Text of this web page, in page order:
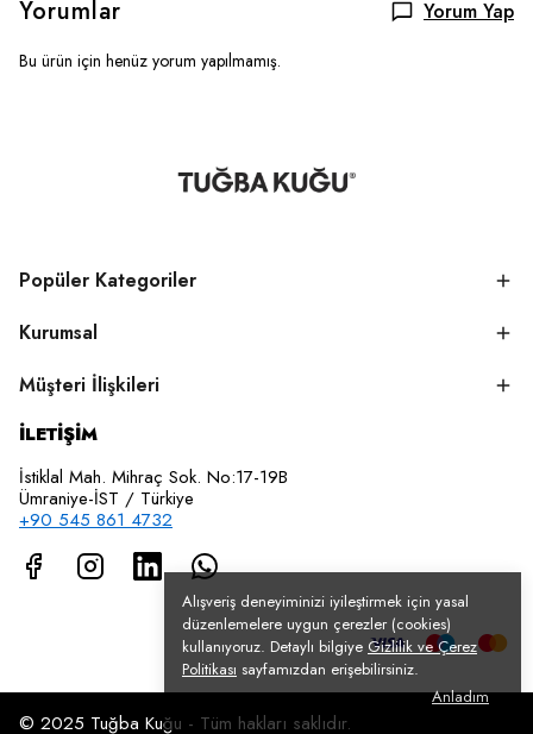
Alışveriş deneyiminizi iyileştirmek için yasal
düzenlemelere uygun çerezler (cookies)
kullanıyoruz. Detaylı bilgiye Gizlilik ve Çerez
Politikası sayfamızdan erişebilirsiniz.
Anladım
Yorumlar Yorum Yap
Bu ürün için henüz yorum yapılmamış.
Popüler Kategoriler
Kurumsal
Müşteri İlişkileri
İLETİŞİM
İstiklal Mah. Mihraç Sok. No:17-19B
Ümraniye-İST / Türkiye
+90 545 861 4732
© 2025 Tuğba Kuğu - Tüm hakları saklıdır.